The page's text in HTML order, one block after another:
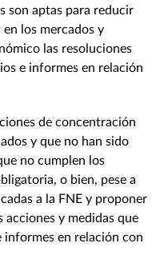
son aptas para reducir
los mercados y
las resoluciones
e informes en relación
de concentración
y que no han sido
no cumplen los
o bien, pese a
a la FNE y proponer
acciones y medidas que
informes en relación con